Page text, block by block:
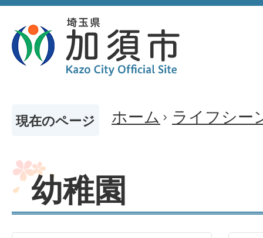
現在のページ ホーム ライフシー
幼稚園